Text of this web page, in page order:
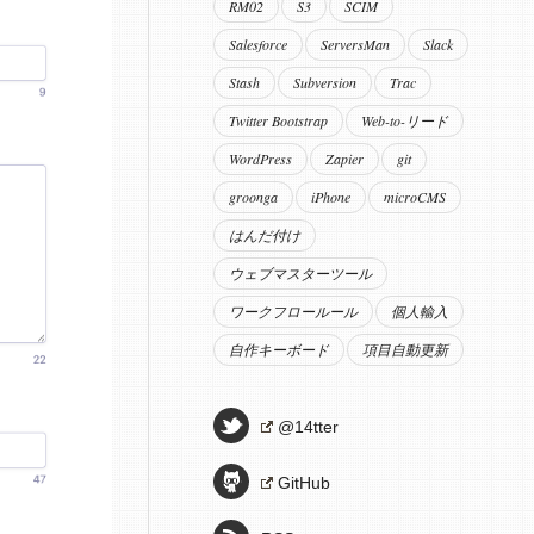
RM02 S3
SCIM
Salesforce
ServersMan
Slack
Stash
Subversion
Trac
Twitter Bootstrap
Web-to-リード
WordPress
Zapier
git
groonga
iPhone
microCMS
はんだ付け
ウェブマスターツール
ワークフロールール
個人輸入
自作キーボード
項目自動更新
@14tter
GitHub